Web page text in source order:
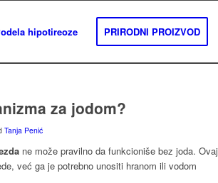
hipotireoze PRIRODNI PROIZVOD
za jodom?
Tanja Penić
ne može pravilno da funkcioniše bez joda. Ovaj
već ga je potrebno unositi hranom ili vodom